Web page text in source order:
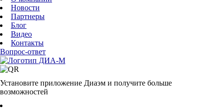
Новости
Партнеры
Блог
Видео
Контакты
Вопрос-ответ
Установите приложение Диаэм и получите больше
возможностей